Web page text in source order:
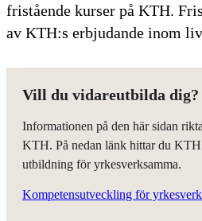
fristående kurser på KTH.
av KTH:s erbjudande inom
Vill du vidareutbilda dig?
Informationen på den här sidan
KTH. På nedan länk hittar du
utbildning för yrkesverksamma.
Kompetensutveckling för